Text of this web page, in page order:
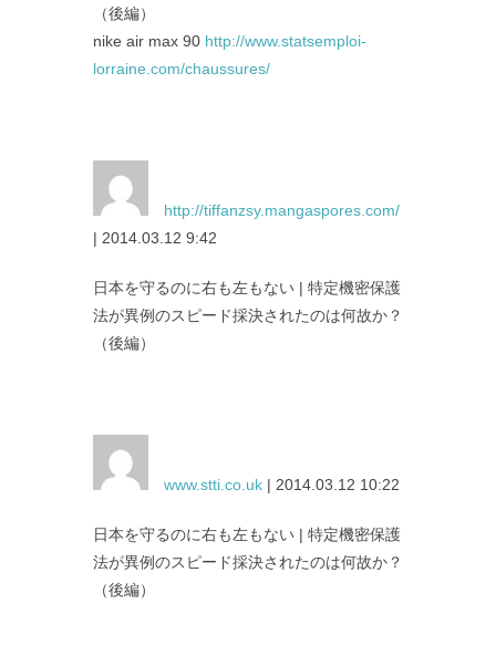
（後編）
nike air max 90 http://www.statsemploi-
lorraine.com/chaussures/
http://tiffanzsy.mangaspores.com/
| 2014.03.12 9:42
日本を守るのに右も左もない | 特定機密保護
法が異例のスピード採決されたのは何故か？
（後編）
www.stti.co.uk | 2014.03.12 10:22
日本を守るのに右も左もない | 特定機密保護
法が異例のスピード採決されたのは何故か？
（後編）